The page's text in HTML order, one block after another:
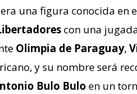
era una figura conocida en
con una
Olimpia de Paraguay,
y su nombre será
Bulo Bulo en un